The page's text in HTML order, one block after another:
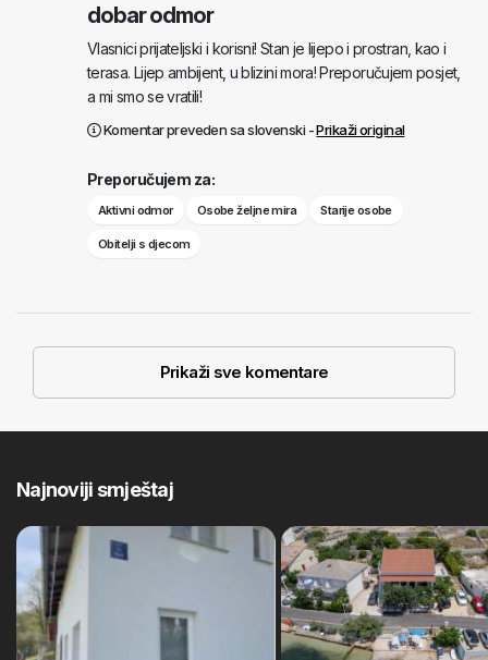
dobar odmor
Vlasnici prijateljski i korisni! Stan je lijepo i prostran, kao i
terasa. Lijep ambijent, u blizini mora! Preporučujem posjet,
a mi smo se vratili!
Komentar preveden sa slovenski -Prikaži original
Preporučujem za:
Aktivni odmor Osobe željne mira Starije osobe
Obitelji s djecom
Prikaži sve komentare
Najnoviji smještaj